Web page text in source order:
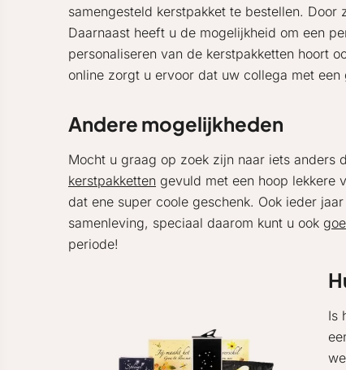
samengesteld kerstpakket te bestellen.
Daarnaast heeft u de mogelijkheid om een
personaliseren van de kerstpakketten hoort
online zorgt u ervoor dat uw collega met
Andere mogelijkheden
Mocht u graag op zoek zijn naar iets anders
kerstpakketten gevuld met een hoop lekkere
dat ene super coole geschenk. Ook ieder
samenleving, speciaal daarom kunt u ook
periode!
Is